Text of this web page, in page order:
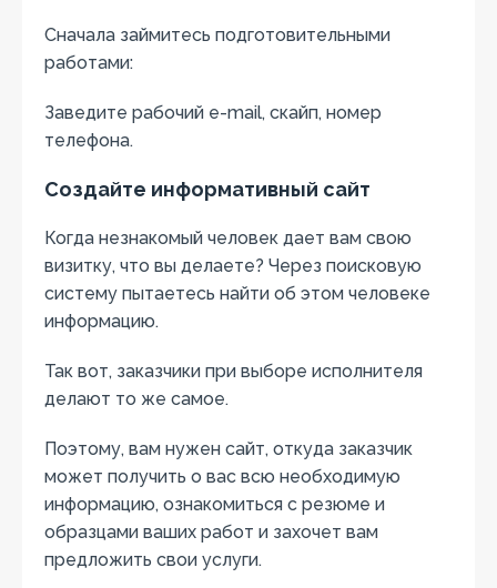
Сначала займитесь подготовительными
работами:
Заведите рабочий e-mail, скайп, номер
телефона.
Создайте информативный сайт
Когда незнакомый человек дает вам свою
визитку, что вы делаете? Через поисковую
систему пытаетесь найти об этом человеке
информацию.
Так вот, заказчики при выборе исполнителя
делают то же самое.
Поэтому, вам нужен сайт, откуда заказчик
может получить о вас всю необходимую
информацию, ознакомиться с резюме и
образцами ваших работ и захочет вам
предложить свои услуги.